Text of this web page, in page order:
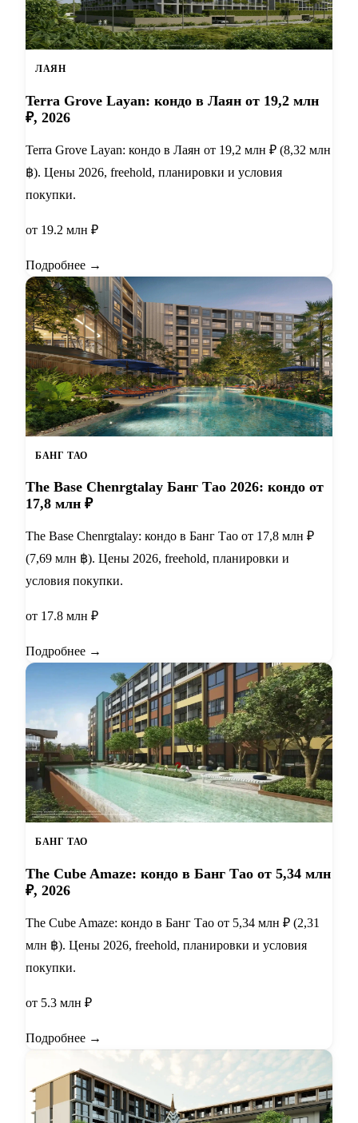
ЛАЯН
Terra Grove Layan: кондо в Лаян от 19,2 млн
₽, 2026
Terra Grove Layan: кондо в Лаян от 19,2 млн ₽ (8,32 млн
฿). Цены 2026, freehold, планировки и условия
покупки.
от 19.2 млн ₽
Подробнее →
БАНГ ТАО
The Base Chenrgtalay Банг Тао 2026: кондо от
17,8 млн ₽
The Base Chenrgtalay: кондо в Банг Тао от 17,8 млн ₽
(7,69 млн ฿). Цены 2026, freehold, планировки и
условия покупки.
от 17.8 млн ₽
Подробнее →
БАНГ ТАО
The Cube Amaze: кондо в Банг Тао от 5,34 млн
₽, 2026
The Cube Amaze: кондо в Банг Тао от 5,34 млн ₽ (2,31
млн ฿). Цены 2026, freehold, планировки и условия
покупки.
от 5.3 млн ₽
Подробнее →